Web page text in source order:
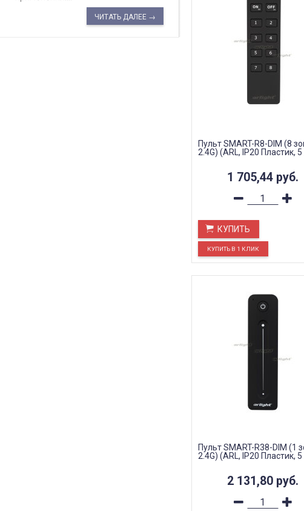
ЧИТАТЬ ДАЛЕЕ →
Пульт SMART-R8-DIM (8
2.4G) (ARL, IP20 Пластик, 5
1 705,44 руб.
КУПИТЬ
Пульт SMART-R38-DIM (1
2.4G) (ARL, IP20 Пластик, 5
2 131,80 руб.